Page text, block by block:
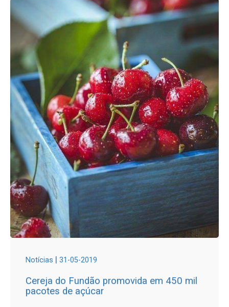
Notícias | 31-05-2019
Cereja do Fundão promovida em 450 mil
pacotes de açúcar